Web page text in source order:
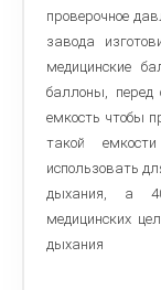
проверочное
завода
медицинские
баллоны, перед
емкость чтобы
такой
использовать
дыхания, а
медицинских
дыхания